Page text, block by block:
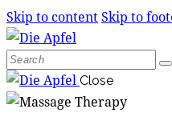
Skip to contentSkip to
Close